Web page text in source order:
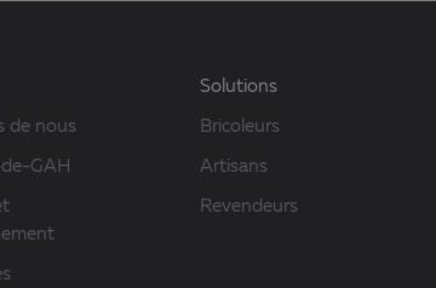
de nous
GAH
Solutions
Bricoleurs
Artisans
Revendeurs